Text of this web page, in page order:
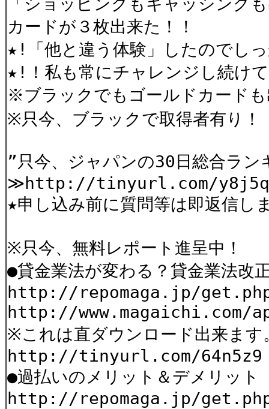
カードが３枚出来た！！
★!「他と違う体験」したのでし
★!！私も常にチャレンジし続け
※ブラックでもゴールドカード
※只今、ブラックで取得者有り！
”只今、ジャパンの30日総合ラ
≫http://tinyurl.com/
★申し込み前に質問等は即返信し
※只今、無料レポート進呈中！
●貸金業法が変わる？貸金業法改
http://repomaga.jp/
http://www.magaichi.com/
※これは直ダウンロード出来ます
http://tinyurl.com/64n5z9
●過払いのメリット＆デメリット
http://repomaga.jp/